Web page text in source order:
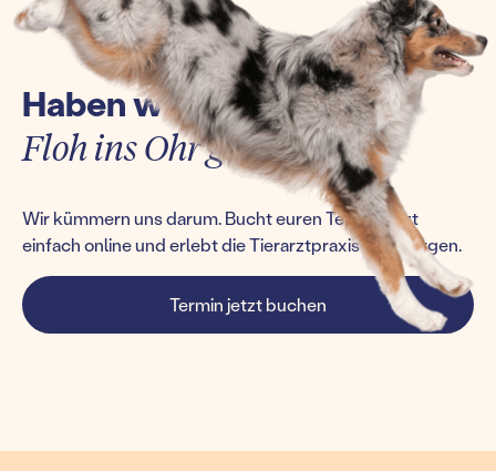
Haben wir euch einen
Floh ins Ohr gesetzt?
Wir kümmern uns darum. Bucht euren Termin jetzt
einfach online und erlebt die Tierarztpraxis von morgen.
Termin jetzt buchen